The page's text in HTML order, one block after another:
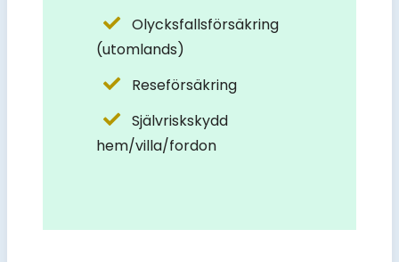
Olycksfallsförsäkring
(utomlands)
Reseförsäkring
Självriskskydd
hem/villa/fordon